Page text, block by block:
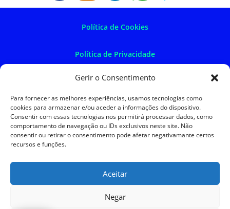
Gerir o Consentimento
Para fornecer as melhores experiências, usamos tecnologias como
cookies para armazenar e/ou aceder a informações do dispositivo.
Consentir com essas tecnologias nos permitirá processar dados, como
comportamento de navegação ou IDs exclusivos neste site. Não
consentir ou retirar o consentimento pode afetar negativamante certos
recursos e funções.
Aceitar
Negar
Política de Cookies
Política de Privacidade
Política de Devoluções
Termos e Condições
Resolução de Litígios
SKySIGMA